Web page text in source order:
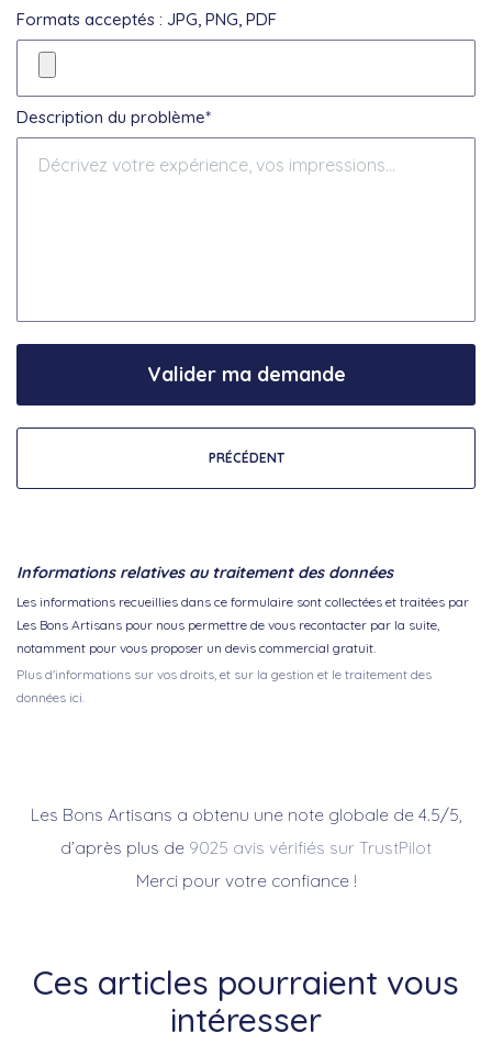
Formats acceptés : JPG, PNG, PDF
Description du problème*
PRÉCÉDENT
Valider ma demande
Informations relatives au traitement des données
Les informations recueillies dans ce formulaire sont collectées et traitées par
Les Bons Artisans pour nous permettre de vous recontacter par la suite,
notamment pour vous proposer un devis commercial gratuit.
Plus d'informations sur vos droits, et sur la gestion et le traitement des
données ici.
Les Bons Artisans a obtenu une note globale de 4.5/5,
d’après plus de 9025 avis vérifiés sur TrustPilot
Merci pour votre confiance !
Ces articles pourraient vous
intéresser